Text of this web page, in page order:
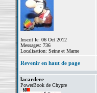
Inscrit le: 06 Oct 2012
Messages: 736
Localisation: Seine et Marne
Revenir en haut de page
lacardere
PowerBook de Chypre